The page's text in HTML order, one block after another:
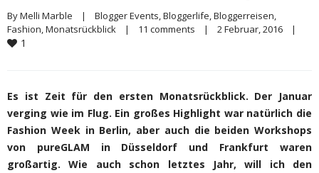
By Melli Marble | Blogger Events, Bloggerlife, Bloggerreisen
Fashion, Monatsrückblick | 11 comments | 2 Februar, 2016 |
1
Es ist Zeit für den ersten Monatsrückblick. Der Januar
verging wie im Flug. Ein großes Highlight war natürlich die
Fashion Week in Berlin, aber auch die beiden Workshops
von pureGLAM in Düsseldorf und Frankfurt waren
großartig. Wie auch schon letztes Jahr, will ich den